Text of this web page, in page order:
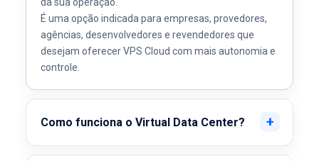
É uma opção indicada para empresas, provedores,
agências, desenvolvedores e revendedores que
desejam oferecer VPS Cloud com mais autonomia e
controle.
Como funciona o Virtual Data Center?